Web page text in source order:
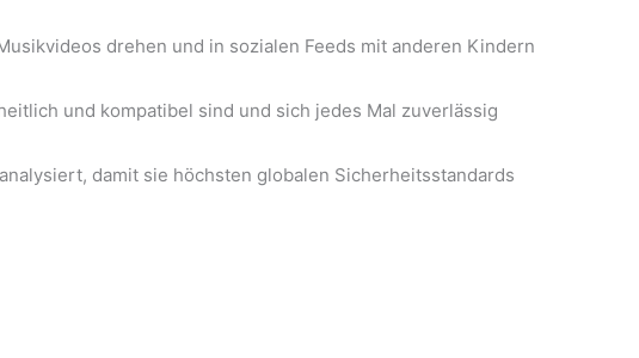
drehen und in sozialen Feeds mit anderen Kindern
und kompatibel sind und sich jedes Mal zuverlässig
damit sie höchsten globalen Sicherheitsstandards